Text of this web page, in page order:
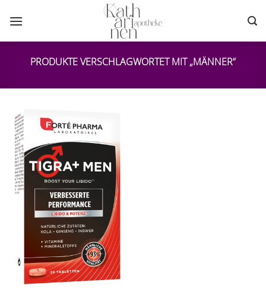
Inhalt
PRODUKTE VERSCHLAGWORTET MIT „MÄNNER“